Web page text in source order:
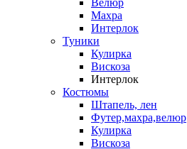
Велюр
Махра
Интерлок
Туники
Кулирка
Вискоза
Интерлок
Костюмы
Штапель, лен
Футер,махра,велюр
Кулирка
Вискоза